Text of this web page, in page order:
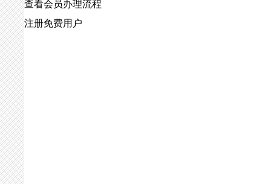
查看会员办理流程
注册免费用户